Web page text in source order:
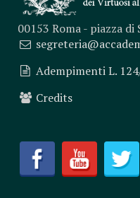
00153 Roma - piazza di
Adempimenti L.
Credits